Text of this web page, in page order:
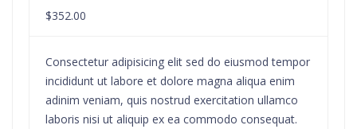
$352.00
Consectetur adipisicing elit sed do eiusmod tempor
incididunt ut labore et dolore magna aliqua enim
adinim veniam, quis nostrud exercitation ullamco
laboris nisi ut aliquip ex ea commodo consequat.